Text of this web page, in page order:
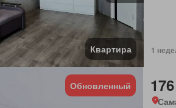
Квартира 1
Обновленный